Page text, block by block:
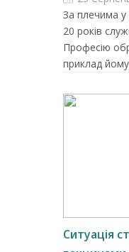
За плечима у
20 років
Професію
приклад
Ситуація